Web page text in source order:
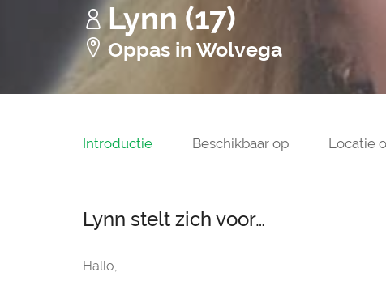
Lynn (17)
Oppas in Wolvega
Introductie Beschikbaar op Locatie
Lynn stelt zich voor…
Hallo,